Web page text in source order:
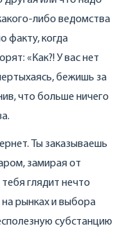
либо ведомства
факту, когда
«Как?! У вас нет
бежишь за
что больше ничего
Ты заказываешь
замирая от
глядит нечто
на рынках и выбора
субстанцию